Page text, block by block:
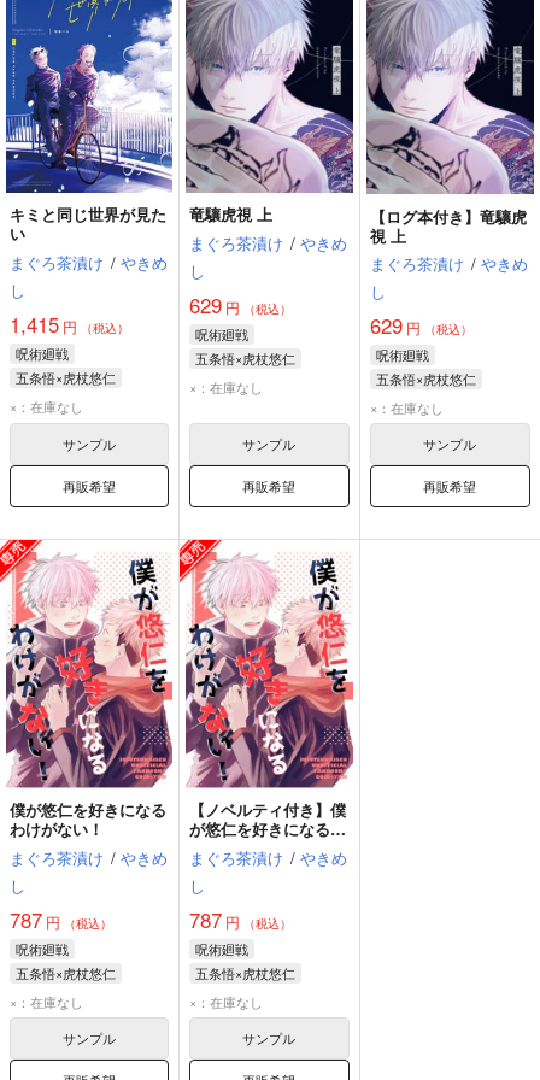
キミと同じ世界が見た
い
まぐろ茶漬け / やきめ
し
1,415 円 （税込）
呪術廻戦
五条悟×虎杖悠仁
五条悟
虎杖悠仁
×：在庫なし
サンプル
再販希望
竜驤虎視 上
まぐろ茶漬け / やきめ
し
629 円 （税込）
呪術廻戦
五条悟×虎杖悠仁
五条悟
虎杖悠仁
×：在庫なし
サンプル
再販希望
【ログ本付き】竜驤虎
視 上
まぐろ茶漬け / やきめ
し
629円 （税込）
呪術廻戦
五条悟×虎杖悠仁
五条悟
虎杖悠仁
×：在庫なし
サンプル
再販希望
僕が悠仁を好きになる
わけがない！
まぐろ茶漬け / やきめ
し
787 円 （税込）
呪術廻戦
五条悟×虎杖悠仁
五条悟
虎杖悠仁
×：在庫なし
サンプル
【ノベルティ付き】僕
が悠仁を好きになるわ
けがない！
まぐろ茶漬け / やきめ
し
787 円 （税込）
呪術廻戦
五条悟×虎杖悠仁
五条悟
虎杖悠仁
×：在庫なし
サンプル